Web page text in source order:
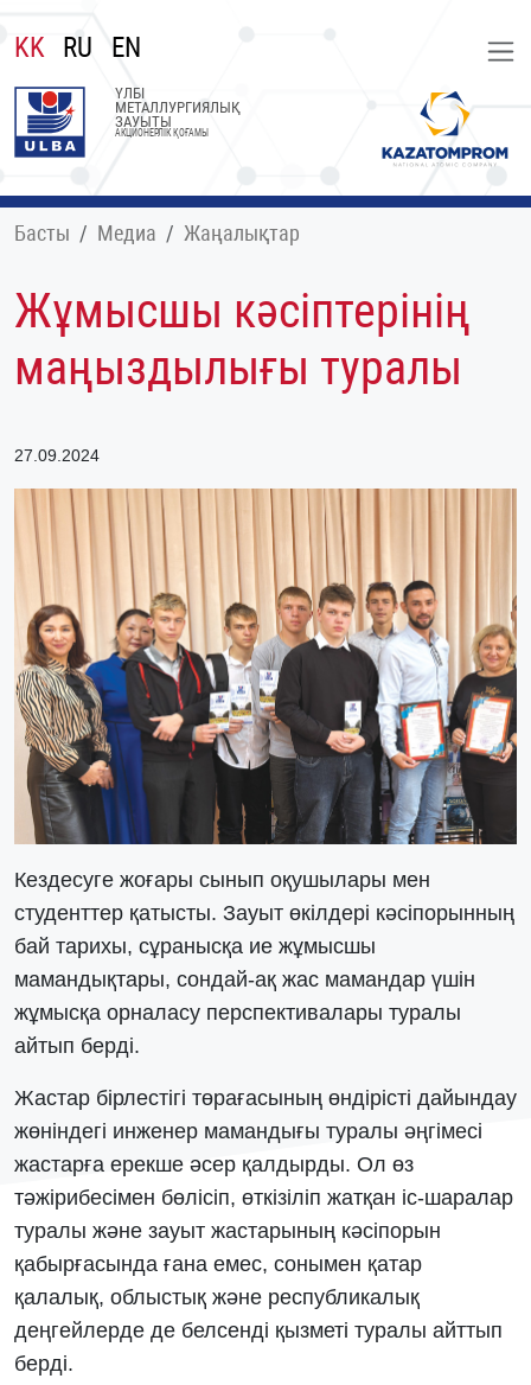
KK RU EN
ҮЛБІ
МЕТАЛЛУРГИЯЛЫҚ
ЗАУЫТЫ
АКЦИОНЕРЛІК ҚОҒАМЫ
Басты Медиа Жаңалықтар
Жұмысшы кәсіптерінің
маңыздылығы туралы
27.09.2024
Кездесуге жоғары сынып оқушылары мен
студенттер қатысты. Зауыт өкілдері кәсіпорынның
бай тарихы, сұранысқа ие жұмысшы
мамандықтары, сондай-ақ жас мамандар үшін
жұмысқа орналасу перспективалары туралы
айтып берді.
Жастар бірлестігі төрағасының өндірісті дайындау
жөніндегі инженер мамандығы туралы әңгімесі
жастарға ерекше әсер қалдырды. Ол өз
тәжірибесімен бөлісіп, өткізіліп жатқан іс-шаралар
туралы және зауыт жастарының кәсіпорын
қабырғасында ғана емес, сонымен қатар
қалалық, облыстық және республикалық
деңгейлерде де белсенді қызметі туралы айттып
берді.